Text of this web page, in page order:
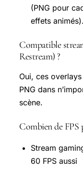
(PNG pour
effets animés).
Compatible
Restream) ?
Oui, ces
PNG dans
scène.
Combien de FPS
Stream
60 FPS aussi